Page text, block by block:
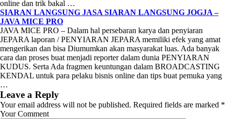
online dan trik bakal …
SIARAN LANGSUNG JASA SIARAN LANGSUNG JOGJA –
JAVA MICE PRO
JAVA MICE PRO – Dalam hal persebaran karya dan penyiaran
JEPARA laporan / PENYIARAN JEPARA memiliki efek yang amat
mengerikan dan bisa Diumumkan akan masyarakat luas. Ada banyak
cara dan proses buat menjadi reporter dalam dunia PENYIARAN
KUDUS. Serta Ada fragmen keuntungan dalam BROADCASTING
KENDAL untuk para pelaku bisnis online dan tips buat pemuka yang
…
Leave a Reply
Your email address will not be published. Required fields are marked *
Your Comment